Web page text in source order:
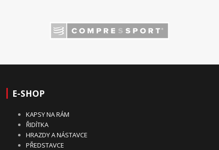
E-SHOP
KAPSY NA RÁM
ŘIDÍTKA
HRAZDY A NÁSTAVCE
PŘEDSTAVCE